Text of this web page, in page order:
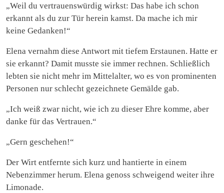
„Weil du vertrauenswürdig wirkst: Das habe ich schon
erkannt als du zur Tür herein kamst. Da mache ich mir
keine Gedanken!“
Elena vernahm diese Antwort mit tiefem Erstaunen. Hatte er
sie erkannt? Damit musste sie immer rechnen. Schließlich
lebten sie nicht mehr im Mittelalter, wo es von prominenten
Personen nur schlecht gezeichnete Gemälde gab.
„Ich weiß zwar nicht, wie ich zu dieser Ehre komme, aber
danke für das Vertrauen.“
„Gern geschehen!“
Der Wirt entfernte sich kurz und hantierte in einem
Nebenzimmer herum. Elena genoss schweigend weiter ihre
Limonade.